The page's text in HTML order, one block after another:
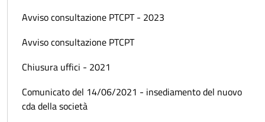
Avviso consultazione PTCPT - 2023
Avviso consultazione PTCPT
Chiusura uffici - 2021
Comunicato del 14/06/2021 - insediamento del nuovo
cda della società